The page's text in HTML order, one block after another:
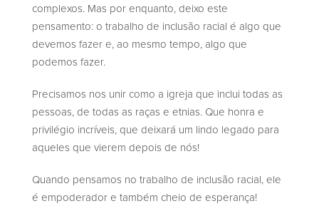
complexos. Mas por enquanto, deixo este
pensamento: o trabalho de inclusão racial é algo que
devemos fazer e, ao mesmo tempo, algo que
podemos fazer.
Precisamos nos unir como a igreja que inclui todas as
pessoas, de todas as raças e etnias. Que honra e
privilégio incríveis, que deixará um lindo legado para
aqueles que vierem depois de nós!
Quando pensamos no trabalho de inclusão racial, ele
é empoderador e também cheio de esperança!